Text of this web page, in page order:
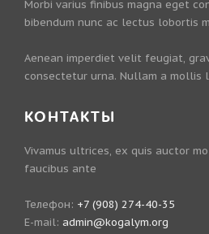
Morbi varius finibus magna eget
bibendum nunc ac lectus lobortis
Aenean imperdiet velit feugiat,
consectetur urna. Nullam a mollis
КОНТАКТЫ
Vivamus ultrices, ex quis auctor
faucibus ante
Телефон: +7 (908) 274-40-35
E-mail: admin@kogalym.org